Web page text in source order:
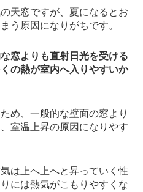
天窓ですが、夏になるとお
う原因になりがちです。
窓よりも直射日光を受ける
の熱が室内へ入りやすいか
め、一般的な壁面の窓より
室温上昇の原因になりやす
は上へ上へと昇っていく性
には熱気がこもりやすくな